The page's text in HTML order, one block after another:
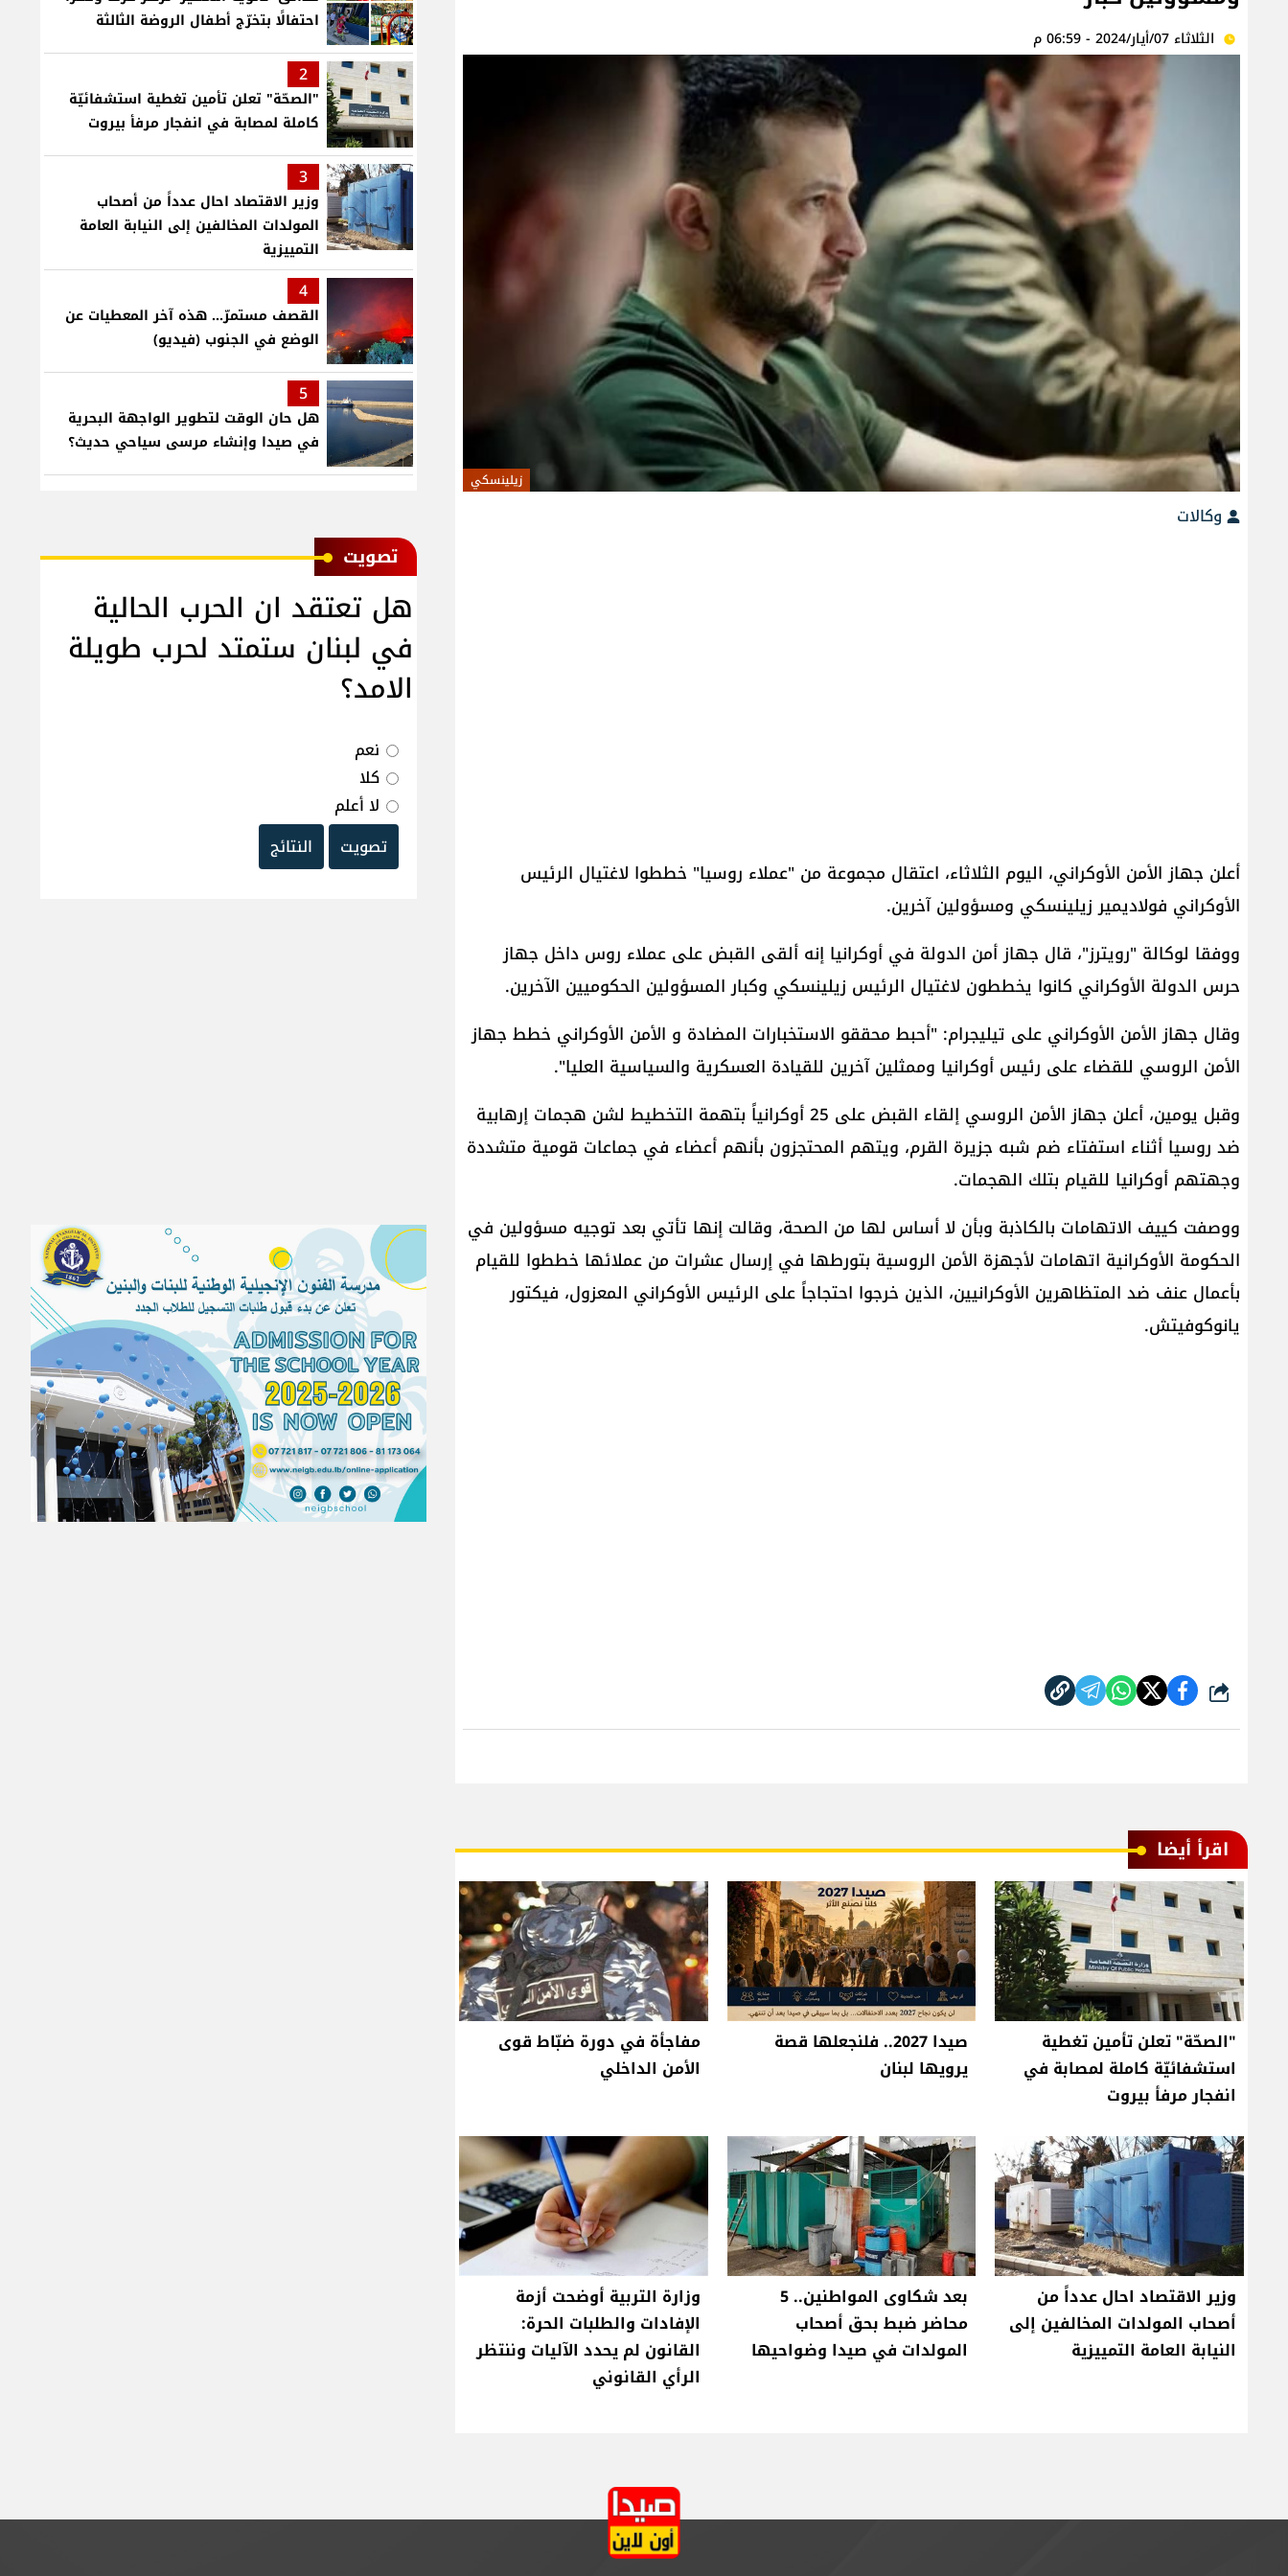
الثلاثاء 07/أيار/2024 - 06:59 م
زيلينسكي
وكالات
أعلن جهاز الأمن الأوكراني، اليوم الثلاثاء، اعتقال مجموعة من "عملاء روسيا" خططوا لاغتيال الرئيس
الأوكراني فولاديمير زيلينسكي ومسؤولين آخرين.
ووفقا لوكالة "رويترز"، قال جهاز أمن الدولة في أوكرانيا إنه ألقى القبض على عملاء روس داخل جهاز
حرس الدولة الأوكراني كانوا يخططون لاغتيال الرئيس زيلينسكي وكبار المسؤولين الحكوميين الآخرين.
وقال جهاز الأمن الأوكراني على تيليجرام: "أحبط محققو الاستخبارات المضادة و الأمن الأوكراني خطط جهاز
الأمن الروسي للقضاء على رئيس أوكرانيا وممثلين آخرين للقيادة العسكرية والسياسية العليا".
وقبل يومين، أعلن جهاز الأمن الروسي إلقاء القبض على 25 أوكرانياً بتهمة التخطيط لشن هجمات إرهابية
ضد روسيا أثناء استفتاء ضم شبه جزيرة القرم، ويتهم المحتجزون بأنهم أعضاء في جماعات قومية متشددة
وجهتهم أوكرانيا للقيام بتلك الهجمات.
ووصفت كييف الاتهامات بالكاذبة وبأن لا أساس لها من الصحة، وقالت إنها تأتي بعد توجيه مسؤولين في
الحكومة الأوكرانية اتهامات لأجهزة الأمن الروسية بتورطها في إرسال عشرات من عملائها خططوا للقيام
بأعمال عنف ضد المتظاهرين الأوكرانيين، الذين خرجوا احتجاجاً على الرئيس الأوكراني المعزول، فيكتور
يانوكوفيتش.
شارك
اقرأ أيضا
"الصحّة" تعلن تأمين تغطية
استشفائيّة كاملة لمصابة في
انفجار مرفأ بيروت
صيدا 2027.. فلنجعلها قصة
يرويها لبنان
مفاجأة في دورة ضبّاط قوى
الأمن الداخلي
وزير الاقتصاد احال عدداً من
أصحاب المولدات المخالفين إلى
النيابة العامة التمييزية
بعد شكاوى المواطنين.. 5
محاضر ضبط بحق أصحاب
المولدات في صيدا وضواحيها
وزارة التربية أوضحت أزمة
الإفادات والطلبات الحرة:
القانون لم يحدد الآليات وننتظر
الرأي القانوني
احتفالًا بتخرّج أطفال الروضة الثالثة
2
"الصحّة" تعلن تأمين تغطية استشفائيّة
كاملة لمصابة في انفجار مرفأ بيروت
3
وزير الاقتصاد احال عدداً من أصحاب
المولدات المخالفين إلى النيابة العامة
التمييزية
4
القصف مستمرّ... هذه آخر المعطيات عن
الوضع في الجنوب (فيديو)
5
هل حان الوقت لتطوير الواجهة البحرية
في صيدا وإنشاء مرسى سياحي حديث؟
ﺗﺼﻮﻳﺖ
هل تعتقد ان الحرب الحالية
في لبنان ستمتد لحرب طويلة
الامد؟
نعم
كلا
لا أعلم
تصويت
النتائج